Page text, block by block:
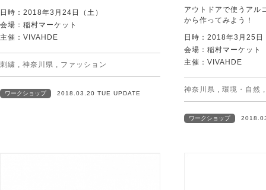
日時：2018年3月24日（土）
会場：稲村マーケット
主催：VIVAHDE
刺繍 , 神奈川県 , ファッション
ワークショップ 2018.03.20 TUE UPDATE
アウトドアで使うアル
から作ってみよう！
日時：2018年3月25日
会場：稲村マーケット
主催：VIVAHDE
神奈川県 , 環境・自然
ワークショップ